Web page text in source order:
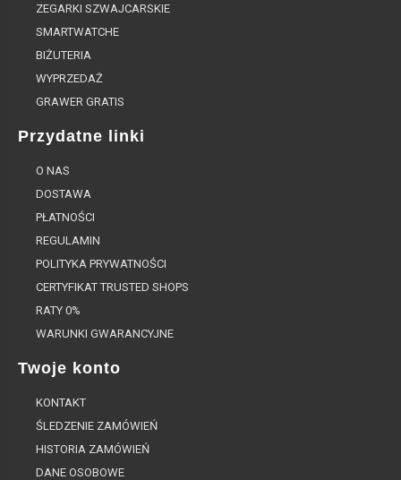
ZEGARKI SZWAJCARSKIE
SMARTWATCHE
BIŻUTERIA
WYPRZEDAŻ
GRAWER GRATIS
Przydatne linki
O NAS
DOSTAWA
PŁATNOŚCI
REGULAMIN
POLITYKA PRYWATNOŚCI
CERTYFIKAT TRUSTED SHOPS
RATY 0%
WARUNKI GWARANCYJNE
Twoje konto
KONTAKT
ŚLEDZENIE ZAMÓWIEŃ
HISTORIA ZAMÓWIEŃ
DANE OSOBOWE